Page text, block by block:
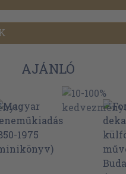
AJÁNLÓ